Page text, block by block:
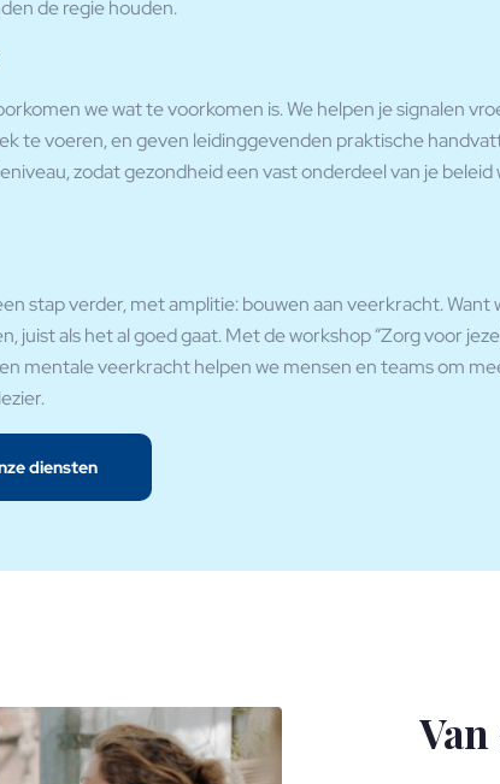
de regie houden.
we wat te voorkomen is. We helpen je signalen
te voeren, en geven leidinggevenden praktische
zodat gezondheid een vast onderdeel van je beleid
stap verder, met amplitie: bouwen aan veerkracht. Want
juist als het al goed gaat. Met de workshop “Zorg voor
mentale veerkracht helpen we mensen en teams om
diensten